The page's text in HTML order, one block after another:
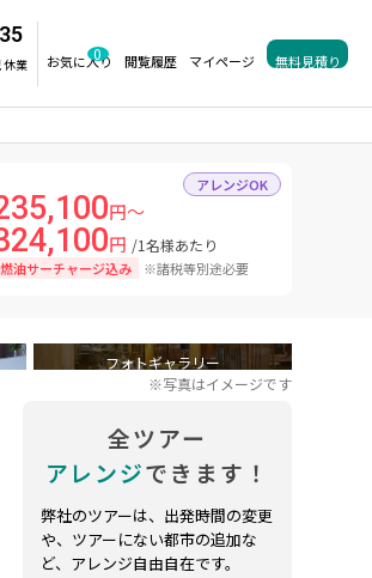
業
お気に入り
0 閲覧履歴 マイページ 無料見積り
アレンジOK
円～
円 /1名様あたり
燃油サーチャージ込み ※諸税等別途必要
フォトギャラリー
※写真はイメージです
全ツアー
アレンジできます！
弊社のツアーは、出発時間の変更
や、ツアーにない都市の追加な
ど、アレンジ自由自在です。